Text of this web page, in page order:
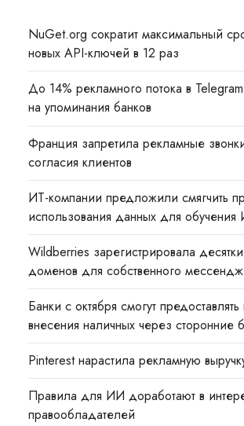
NuGet.org сократит максимальный
новых API-ключей в 12 раз
До 14% рекламного потока в
на упоминания банков
Франция запретила рекламные
согласия клиентов
ИТ-компании предложили смягчить
использования данных для
Wildberries зарегистрировала
доменов для собственного
Банки с октября смогут
внесения наличных через сторонние
Pinterest нарастила рекламную
Правила для ИИ доработают в
правообладателей